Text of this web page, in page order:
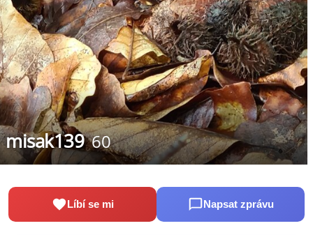
misak139 60
Líbí se mi Napsat zprávu